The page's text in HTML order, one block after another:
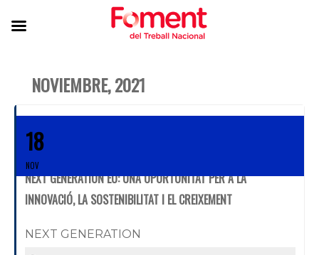
NOVIEMBRE, 2021
18
NOV
NEXT GENERATION EU: UNA OPORTUNITAT PER A LA
INNOVACIÓ, LA SOSTENIBILITAT I EL CREIXEMENT
NEXT GENERATION